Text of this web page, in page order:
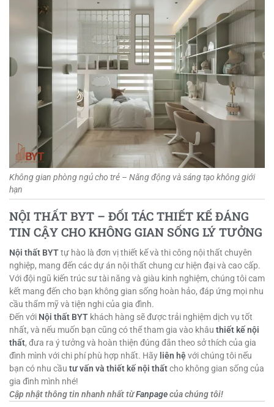
Không gian phòng ngủ cho trẻ – Năng động và sáng tạo không giới
hạn
NỘI THẤT BYT – ĐỐI TÁC THIẾT KẾ ĐÁNG
TIN CẬY CHO KHÔNG GIAN SỐNG LÝ TƯỞNG
Nội thất BYTtự hào là đơn vị thiết kế và thi công nội thất chuyên
nghiệp, mang đến các dự án nội thất chung cư hiện đại và cao cấp.
Với đội ngũ kiến trúc sư tài năng và giàu kinh nghiệm, chúng tôi cam
kết mang đến cho bạn không gian sống hoàn hảo, đáp ứng mọi nhu
cầu thẩm mỹ và tiện nghi của gia đình.
Đến với Nội thất BYT khách hàng sẽ được trải nghiệm dịch vụ tốt
nhất, và nếu muốn bạn cũng có thể tham gia vào khâu thiết kế nội
thất, đưa ra ý tưởng và hoàn thiện đúng đắn theo sở thích của gia
đình mình với chi phí phù hợp nhất. Hãy liên hệvới chúng tôi nếu
bạn có nhu cầu tư vấn và thiết kế nội thấtcho không gian sống của
gia đình mình nhé!
Cập nhật thông tin nhanh nhất từFanpagecủa chúng tôi!